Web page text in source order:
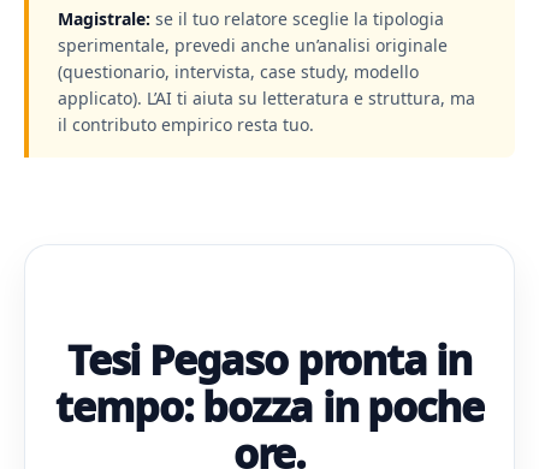
Magistrale: se il tuo relatore sceglie la tipologia
sperimentale, prevedi anche un’analisi originale
(questionario, intervista, case study, modello
applicato). L’AI ti aiuta su letteratura e struttura, ma
il contributo empirico resta tuo.
Tesi Pegaso pronta in
tempo: bozza in poche
ore.